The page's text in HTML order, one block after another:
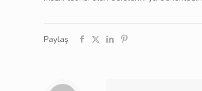
Paylaş